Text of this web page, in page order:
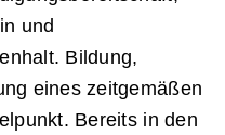
und
Bildung,
eines zeitgemäßen
Bereits in den